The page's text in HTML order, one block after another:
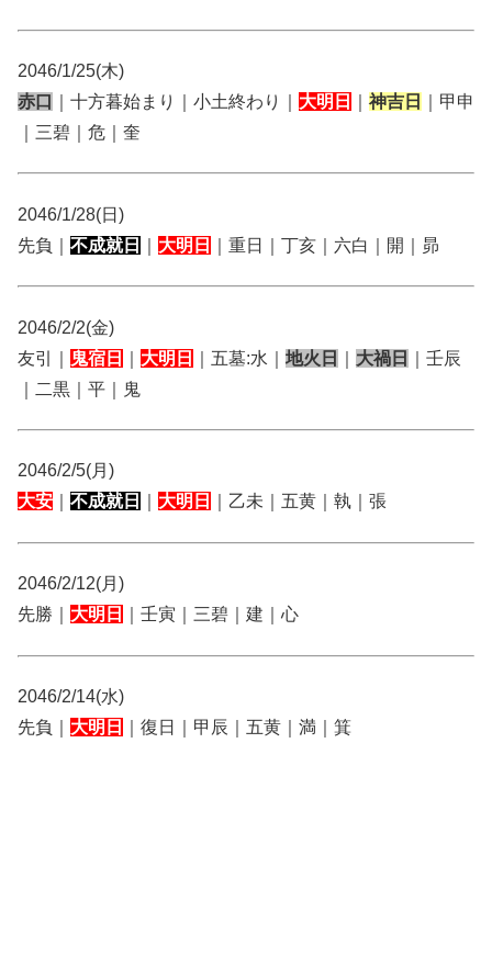
2046/1/25(木)
赤口
｜十方暮始まり｜小土終わり｜ 大明日 神吉日
｜甲申
｜三碧｜危｜奎
2046/1/28(日)
先負｜ 不成就日 大明日 ｜重日｜丁亥｜六白｜開｜昴
2046/2/2(金)
友引｜
鬼宿日 大明日 ｜五墓:水｜ 地火日 大禍日
｜壬辰
｜二黒｜平｜鬼
2046/2/5(月)
大安
不成就日 大明日 ｜乙未｜五黄｜執｜張
2046/2/12(月)
先勝｜ 大明日 ｜壬寅｜三碧｜建｜心
2046/2/14(水)
先負｜ 大明日 ｜復日｜甲辰｜五黄｜満｜箕